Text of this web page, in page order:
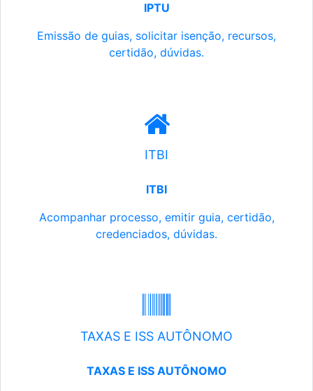
IPTU
Emissão de guias, solicitar isenção, recursos,
certidão, dúvidas.
ITBI
ITBI
Acompanhar processo, emitir guia, certidão,
credenciados, dúvidas.
TAXAS E ISS AUTÔNOMO
TAXAS E ISS AUTÔNOMO